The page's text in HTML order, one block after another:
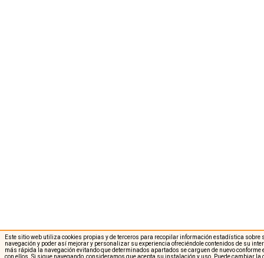
Este sitio web utiliza cookies propias y de terceros para recopilar información estadística sobre
navegación y poder así mejorar y personalizar su experiencia ofreciéndole contenidos de su
más rápida la navegación evitando que determinados apartados se carguen de nuevo
con ellos. Si sigue navegando, consideramos que acepta su instalación y uso. Puede cambiar la